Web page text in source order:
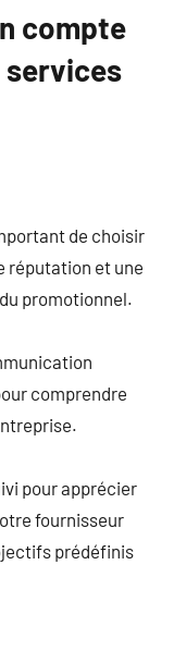
compte
de choisir
réputation et une
promotionnel.
comprendre
pour apprécier
fournisseur
prédéfinis